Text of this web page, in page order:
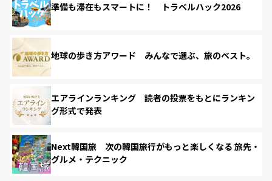
準備も滞在もスマートに！ トラベルハック2026
地球の歩き方アワード みんなで選ぶ、旅のベスト。
エアラインランキング 読者の投票をもとにランキン
グ形式で発表
Next韓国旅 次の韓国旅行がもっと楽しくなる 旅先・
グルメ・テクニック